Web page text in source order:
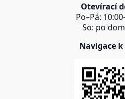
Otevírací
Po–Pá:
So: po
Navigace